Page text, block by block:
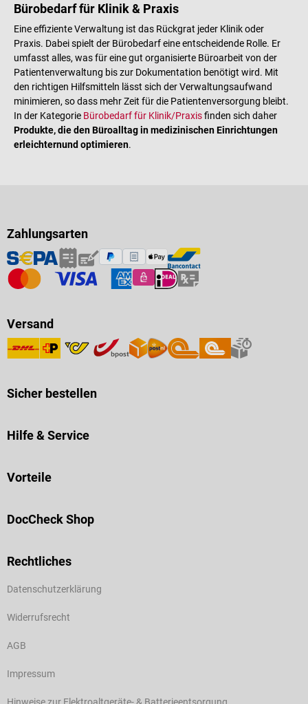
Bürobedarf für Klinik & Praxis
Eine effiziente Verwaltung ist das Rückgrat jeder Klinik oder
Praxis. Dabei spielt der Bürobedarf eine entscheidende Rolle. Er
umfasst alles, was für eine gut organisierte Büroarbeit von der
Patientenverwaltung bis zur Dokumentation benötigt wird. Mit
den richtigen Hilfsmitteln lässt sich der Verwaltungsaufwand
minimieren, so dass mehr Zeit für die Patientenversorgung bleibt.
In der Kategorie Bürobedarf für Klinik/Praxisfinden sich daher
Produkte, die den Büroalltag in medizinischen Einrichtungen
erleichternund optimieren.
Zahlungsarten
Versand
Sicher bestellen
Hilfe & Service
Vorteile
DocCheck Shop
Rechtliches
Datenschutzerklärung
Widerrufsrecht
AGB
Impressum